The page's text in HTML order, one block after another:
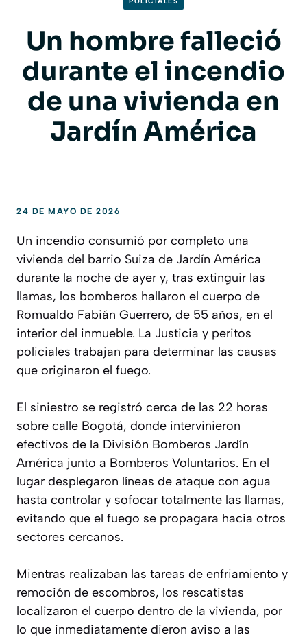
Un hombre falleció
durante el incendio
de una vivienda en
Jardín América
24 DE MAYO DE 2026
Un incendio consumió por completo una
vivienda del barrio Suiza de Jardín América
durante la noche de ayer y, tras extinguir las
llamas, los bomberos hallaron el cuerpo de
Romualdo Fabián Guerrero, de 55 años, en el
interior del inmueble. La Justicia y peritos
policiales trabajan para determinar las causas
que originaron el fuego.
El siniestro se registró cerca de las 22 horas
sobre calle Bogotá, donde intervinieron
efectivos de la División Bomberos Jardín
América junto a Bomberos Voluntarios. En el
lugar desplegaron líneas de ataque con agua
hasta controlar y sofocar totalmente las llamas,
evitando que el fuego se propagara hacia otros
sectores cercanos.
Mientras realizaban las tareas de enfriamiento y
remoción de escombros, los rescatistas
localizaron el cuerpo dentro de la vivienda, por
lo que inmediatamente dieron aviso a las